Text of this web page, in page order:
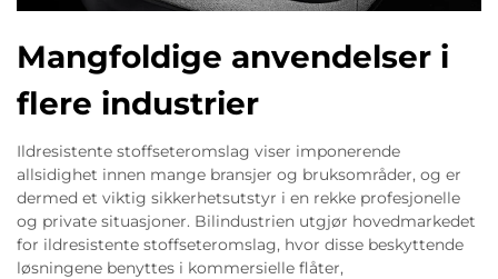
Mangfoldige anvendelser i
flere industrier
Ildresistente stoffseteromslag viser imponerende
allsidighet innen mange bransjer og bruksområder, og er
dermed et viktig sikkerhetsutstyr i en rekke profesjonelle
og private situasjoner. Bilindustrien utgjør hovedmarkedet
for ildresistente stoffseteromslag, hvor disse beskyttende
løsningene benyttes i kommersielle flåter,